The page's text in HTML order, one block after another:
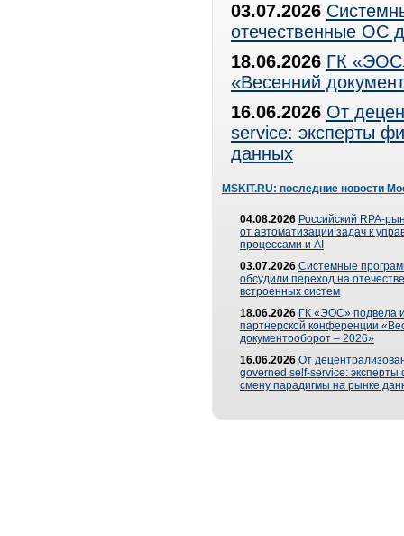
03.07.2026
отечественные ОС
18.06.2026 ГК
«Весенний
16.06.2026 От
service: эксперты
данных
MSKIT.RU: последние новости
04.08.2026 Российский RPA-
от автоматизации задач к
процессами и AI
03.07.2026 Системные
обсудили переход на
встроенных систем
18.06.2026 ГК «ЭОС» подвела
партнерской конференции
документооборот – 2026»
16.06.2026 От
governed self-service: эксперты
смену парадигмы на рынке